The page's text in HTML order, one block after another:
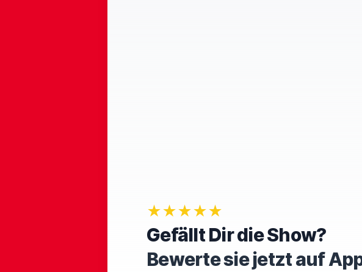
★★★★★
Gefällt Dir die Show?
Bewerte sie jetzt auf